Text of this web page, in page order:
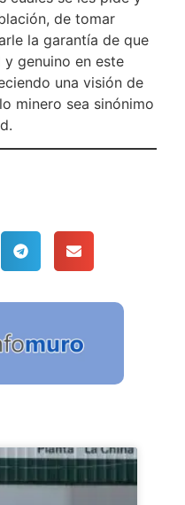
de tomar
la garantía de que
genuino en este
una visión de
minero sea sinónimo